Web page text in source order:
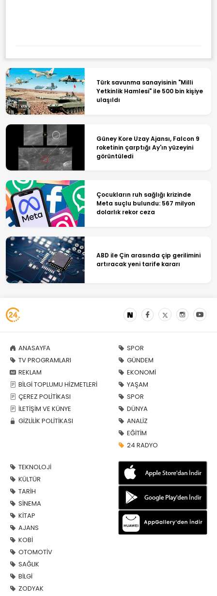
Türk savunma sanayisinin "Milli
Yetkinlik Hamlesi" ile 500 bin kişiye
ulaşıldı
Güney Kore Uzay Ajansı, Falcon 9
roketinin çarptığı Ay'ın yüzeyini
görüntüledi
Çocukların ruh sağlığı krizinde
Meta suçlu bulundu: 567 milyon
dolarlık rekor ceza
ABD ile Çin arasında çip gerilimini
artıracak yeni tarife kararı
ANASAYFA
TV PROGRAMLARI
REKLAM
BİLGİ TOPLUMU HİZMETLERİ
ÇEREZ POLİTİKASI
İLETİŞİM VE KÜNYE
GİZLİLİK POLİTİKASI
SPOR
GÜNDEM
EKONOMİ
YAŞAM
SPOR
DÜNYA
ANALİZ
EĞİTİM
24 RADYO
TEKNOLOJİ
KÜLTÜR
TARİH
SİNEMA
KİTAP
AJANS
KOBİ
OTOMOTİV
SAĞLIK
BİLGİ
ZODYAK